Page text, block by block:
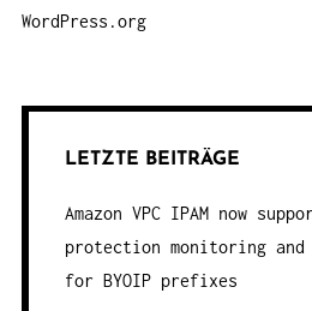
WordPress.org
LETZTE BEITRÄGE
Amazon VPC IPAM now
protection monitoring and
for BYOIP prefixes